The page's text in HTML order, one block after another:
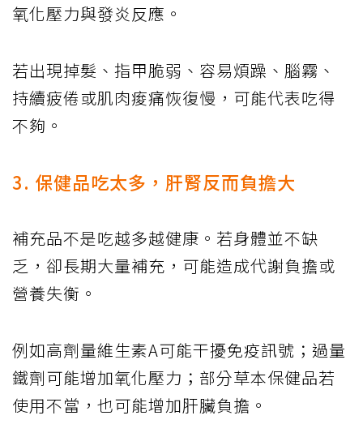
氧化壓力與發炎反應。
若出現掉髮、指甲脆弱、容易煩躁、腦霧、
持續疲倦或肌肉痠痛恢復慢，可能代表吃得
不夠。
3. 保健品吃太多，肝腎反而負擔大
補充品不是吃越多越健康。若身體並不缺
乏，卻長期大量補充，可能造成代謝負擔或
營養失衡。
例如高劑量維生素A可能干擾免疫訊號；過量
鐵劑可能增加氧化壓力；部分草本保健品若
使用不當，也可能增加肝臟負擔。